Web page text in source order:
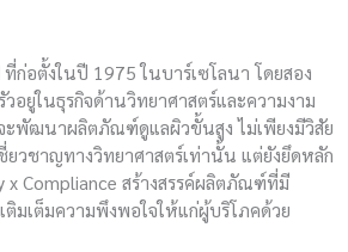
ที่ก่อตั้งในปี 1975 ในบาร์เซโลนา โดยสอง
ยู่ในธุรกิจด้านวิทยาศาสตร์และความงาม
ะพัฒนาผลิตภัณฑ์ดูแลผิวขั้นสูง ไม่เพียงมีวิสัย
วชาญทางวิทยาศาสตร์เท่านั้น แต่ยังยึดหลัก
x Compliance สร้างสรรค์ผลิตภัณฑ์ที่มี
มเต็มความพึงพอใจให้แก่ผู้บริโภคด้วย